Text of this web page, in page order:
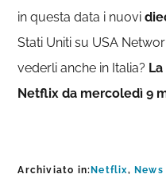
in questa data i nuovi
Stati Uniti su USA
vederli anche in Italia?
Netflix da mercoledì 9
Archiviato in: Netflix, News